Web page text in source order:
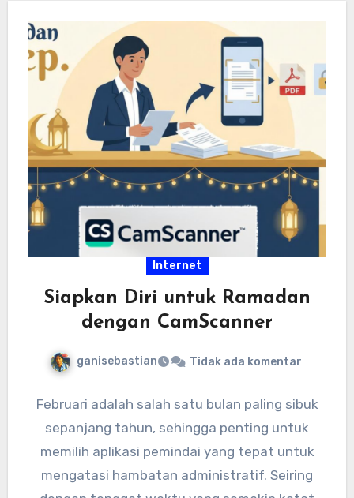
Internet
Siapkan Diri untuk Ramadan
dengan CamScanner
ganisebastian Tidak ada komentar
Februari adalah salah satu bulan paling sibuk
sepanjang tahun, sehingga penting untuk
memilih aplikasi pemindai yang tepat untuk
mengatasi hambatan administratif. Seiring